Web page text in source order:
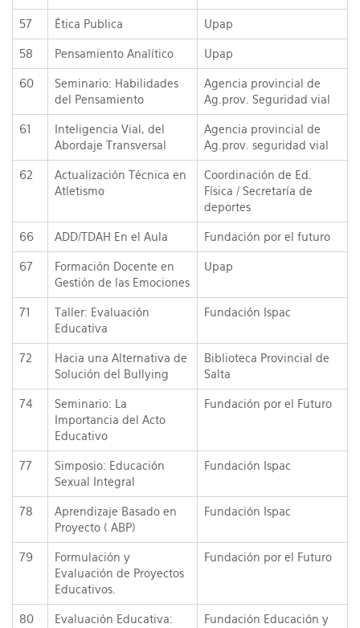
57 Ética Publica Upap
58 Pensamiento Analítico Upap
60
Seminario: Habilidades
del Pensamiento
Agencia provincial de
Ag.prov. Seguridad vial
61
Inteligencia Vial, del
Abordaje Transversal
Agencia provincial de
Ag.prov. seguridad vial
62
Actualización Técnica en
Atletismo
Coordinación de Ed.
Física / Secretaría de
deportes
66 ADD/TDAH En el Aula Fundación por el futuro
67
Formación Docente en
Gestión de las Emociones
Upap
71
Taller: Evaluación
Educativa
Fundación Ispac
72
Hacia una Alternativa de
Solución del Bullying
Biblioteca Provincial de
Salta
74
Seminario: La
Importancia del Acto
Educativo
Fundación por el Futuro
77
Simposio: Educación
Sexual Integral
Fundación Ispac
78
Aprendizaje Basado en
Proyecto ( ABP)
Fundación Ispac
79
Formulación y
Evaluación de Proyectos
Educativos.
Fundación por el Futuro
80
Evaluación Educativa:
Fundación Educación y